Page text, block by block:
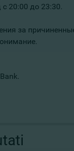
с 20:00 до 23:30.
за